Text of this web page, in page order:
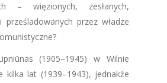
– więzionych, zesłanych,
przez władze
(1905–1945) w Wilnie
kilka lat (1939–1943), jednakże